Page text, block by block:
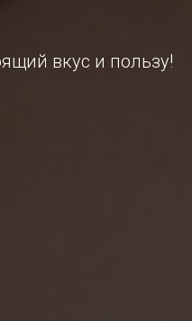
вкус и пользу!